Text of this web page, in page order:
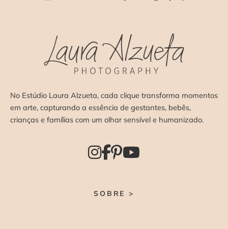
No Estúdio Laura Alzueta, cada clique transforma momentos
em arte, capturando a essência de gestantes, bebês,
crianças e famílias com um olhar sensível e humanizado.
SOBRE >